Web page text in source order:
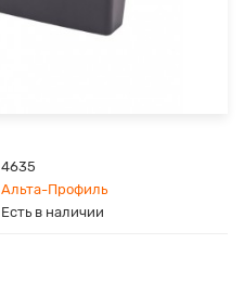
4635
Альта-Профиль
Есть в наличии